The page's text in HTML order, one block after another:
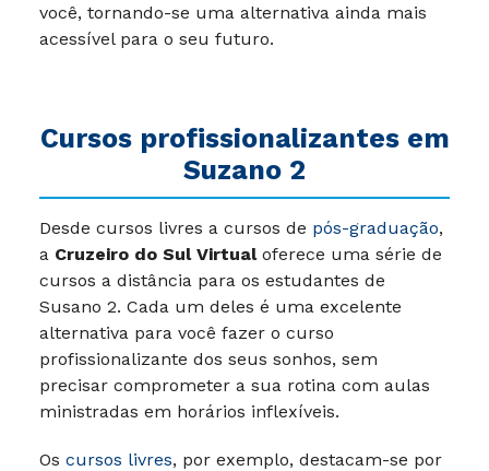
você, tornando-se uma alternativa ainda mais
acessível para o seu futuro.
Cursos profissionalizantes em
Suzano 2
Desde cursos livres a cursos de pós-graduação,
a Cruzeiro do Sul Virtualoferece uma série de
cursos a distância para os estudantes de
Susano 2. Cada um deles é uma excelente
alternativa para você fazer o curso
profissionalizante dos seus sonhos, sem
precisar comprometer a sua rotina com aulas
ministradas em horários inflexíveis.
Os cursos livres, por exemplo, destacam-se por